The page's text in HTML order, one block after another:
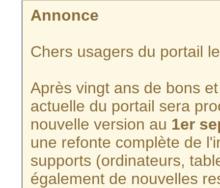
Annonce
Chers usagers du portail
Après vingt ans de bons
actuelle du portail sera
nouvelle version au 1er
une refonte complète de
supports (ordinateurs,
également de nouvelles